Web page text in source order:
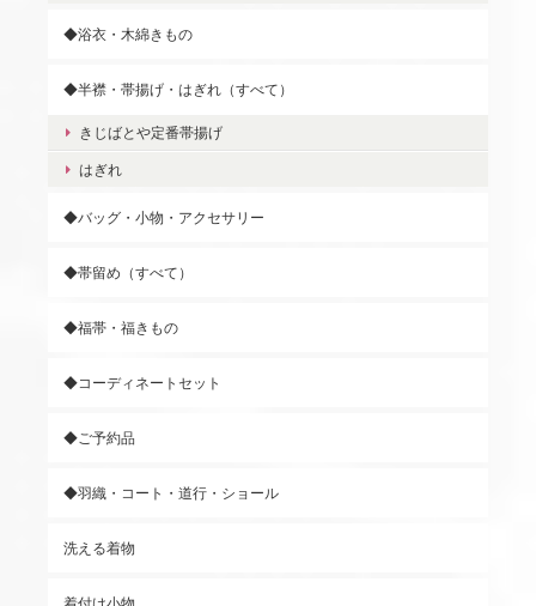
◆浴衣・木綿きもの
◆半襟・帯揚げ・はぎれ（すべて）
きじばとや定番帯揚げ
はぎれ
◆バッグ・小物・アクセサリー
◆帯留め（すべて）
◆福帯・福きもの
◆コーディネートセット
◆ご予約品
◆羽織・コート・道行・ショール
洗える着物